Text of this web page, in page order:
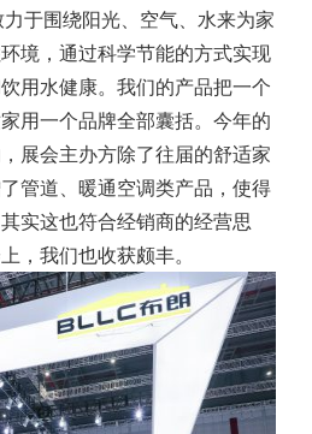
于围绕阳光、空气、水来为家
境，通过科学节能的方式实现
用水健康。我们的产品把一个
用一个品牌全部囊括。今年的
展会主办方除了往届的舒适家
管道、暖通空调类产品，使得
实这也符合经销商的经营思
，我们也收获颇丰。